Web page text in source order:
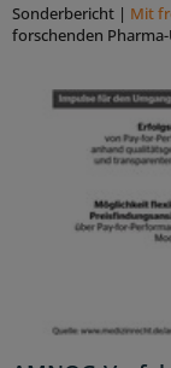
Sonderbericht | Mit
forschenden